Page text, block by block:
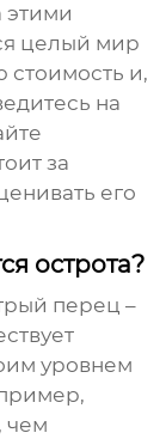
этими
целый мир
стоимость и,
на
за
его
острота?
перец –
уровнем
чем